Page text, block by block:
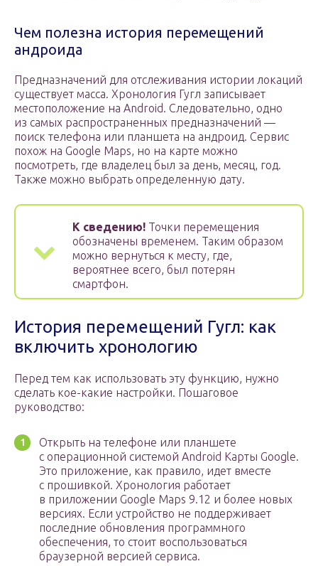
Чем полезна история перемещений
андроида
Предназначений для отслеживания истории локаций
существует масса. Хронология Гугл записывает
местоположение на Android. Следовательно, одно
из самых распространенных предназначений —
поиск телефона или планшета на андроид. Сервис
похож на Google Maps, но на карте можно
посмотреть, где владелец был за день, месяц, год.
Также можно выбрать определенную дату.
К сведению! Точки перемещения
обозначены временем. Таким образом
можно вернуться к месту, где,
вероятнее всего, был потерян
смартфон.
История перемещений Гугл: как
включить хронологию
Перед тем как использовать эту функцию, нужно
сделать кое-какие настройки. Пошаговое
руководство:
Открыть на телефоне или планшете
с операционной системой Android Карты Google.
Это приложение, как правило, идет вместе
с прошивкой. Хронология работает
в приложении Google Maps 9.12 и более новых
версиях. Если устройство не поддерживает
последние обновления программного
обеспечения, то стоит воспользоваться
браузерной версией сервиса.